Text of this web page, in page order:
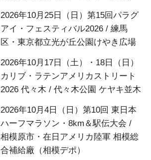
2026年10月25日（日）第15回パラグ
アイ・フェスティバル2026 / 練馬
区・東京都立光が丘公園けやき広場
2026年10月17日（土）・18日（日）
カリブ・ラテンアメリカストリート
2026 代々木 / 代々木公園 ケヤキ並木
2026年10月4日（日）第10回 東日本
ハーフマラソン・8km＆駅伝大会 /
相模原市・在日アメリカ陸軍 相模総
合補給廠（相模デポ）